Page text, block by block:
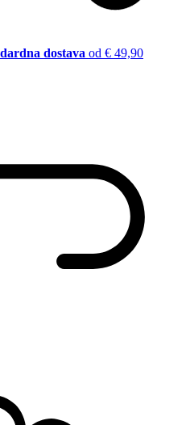
dostava od € 49,90